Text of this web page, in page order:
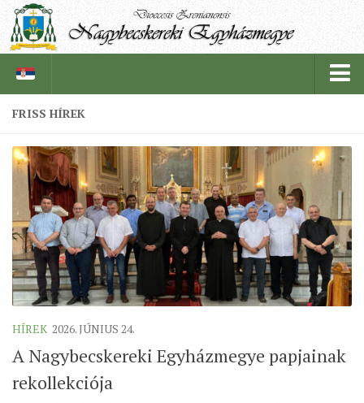
PÜSPÖK
TÖRTÉNELEM
EGYHÁZI INTÉZMÉNYEINK
EGYHÁZMEGYEI LEVÉLTÁR
LELKIPÁSZTOROK
SZERZETESRENDEK
IN MEMORIAM
PLÉBÁNIÁK
ÉSZAKI ESPERESSÉG
FRISS HÍREK
HÍREK 2026. JÚNIUS 24.
A Nagybecskereki Egyházmegye papjainak
rekollekciója